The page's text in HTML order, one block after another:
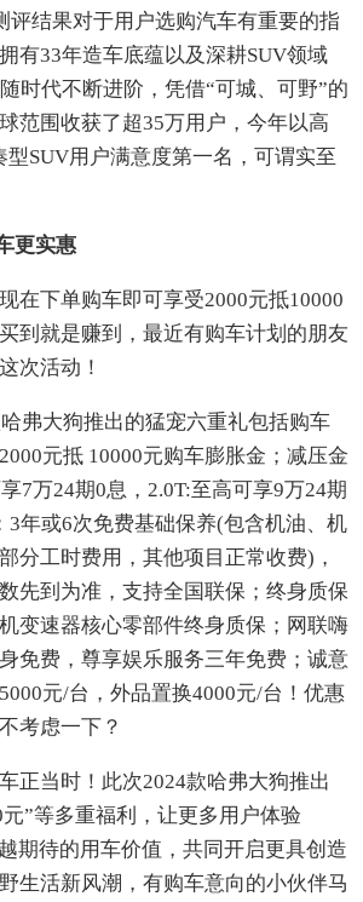
评结果对于用户选购汽车有重要的指
有33年造车底蕴以及深耕SUV领域
时代不断进阶，凭借“可城、可野”的
范围收获了超35万用户，今年以高
型SUV用户满意度第一名，可谓实至
更实惠
在下单购车即可享受2000元抵10000
到就是赚到，最近有购车计划的朋友
次活动！
弗大狗推出的猛宠六重礼包括购车
元抵 10000元购车膨胀金；减压金
7万24期0息，2.0T:至高可享9万24期
3年或6次免费基础保养(包含机油、机
分工时费用，其他项目正常收费)，
先到为准，支持全国联保；终身质保
变速器核心零部件终身质保；网联嗨
免费，尊享娱乐服务三年免费；诚意
元/台，外品置换4000元/台！优惠
考虑一下？
正当时！此次2024款哈弗大狗推出
”等多重福利，让更多用户体验
期待的用车价值，共同开启更具创造
生活新风潮，有购车意向的小伙伴马